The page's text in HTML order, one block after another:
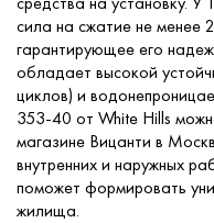
сила на сжатие не
гарантирующее его
обладает высокой
циклов) и
353-40 от White Hills
магазине Вицанти в
внутренних и наружных
поможет формировать
жилища.